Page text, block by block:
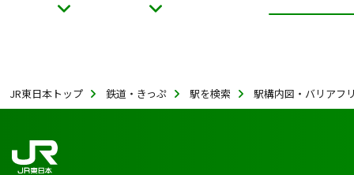
JR東日本トップ 鉄道・きっぷ 駅を検索 駅構内図・バリアフ